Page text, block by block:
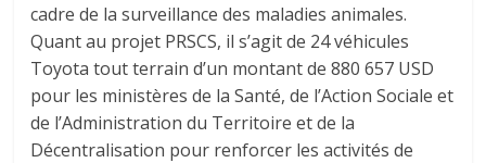
cadre de la surveillance des maladies animales.
Quant au projet PRSCS, il s’agit de 24 véhicules
Toyota tout terrain d’un montant de 880 657 USD
pour les ministères de la Santé, de l’Action Sociale et
de l’Administration du Territoire et de la
Décentralisation pour renforcer les activités de